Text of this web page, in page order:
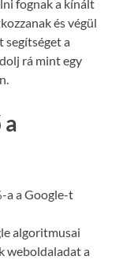
fognak a kínált
és végül
segítséget a
rá mint egy
a a Google-t
algoritmusai
weboldaladat a